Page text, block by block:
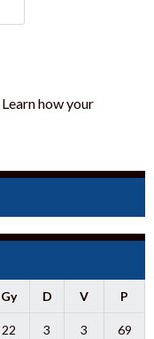
Learn how your
Gy D V P
22 3 3 69